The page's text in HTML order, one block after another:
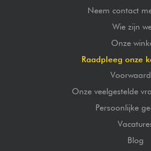
Neem contact
Wie zijn
Onze
Raadpleeg onze
Onze veelgestelde
Persoonlijke
Blog